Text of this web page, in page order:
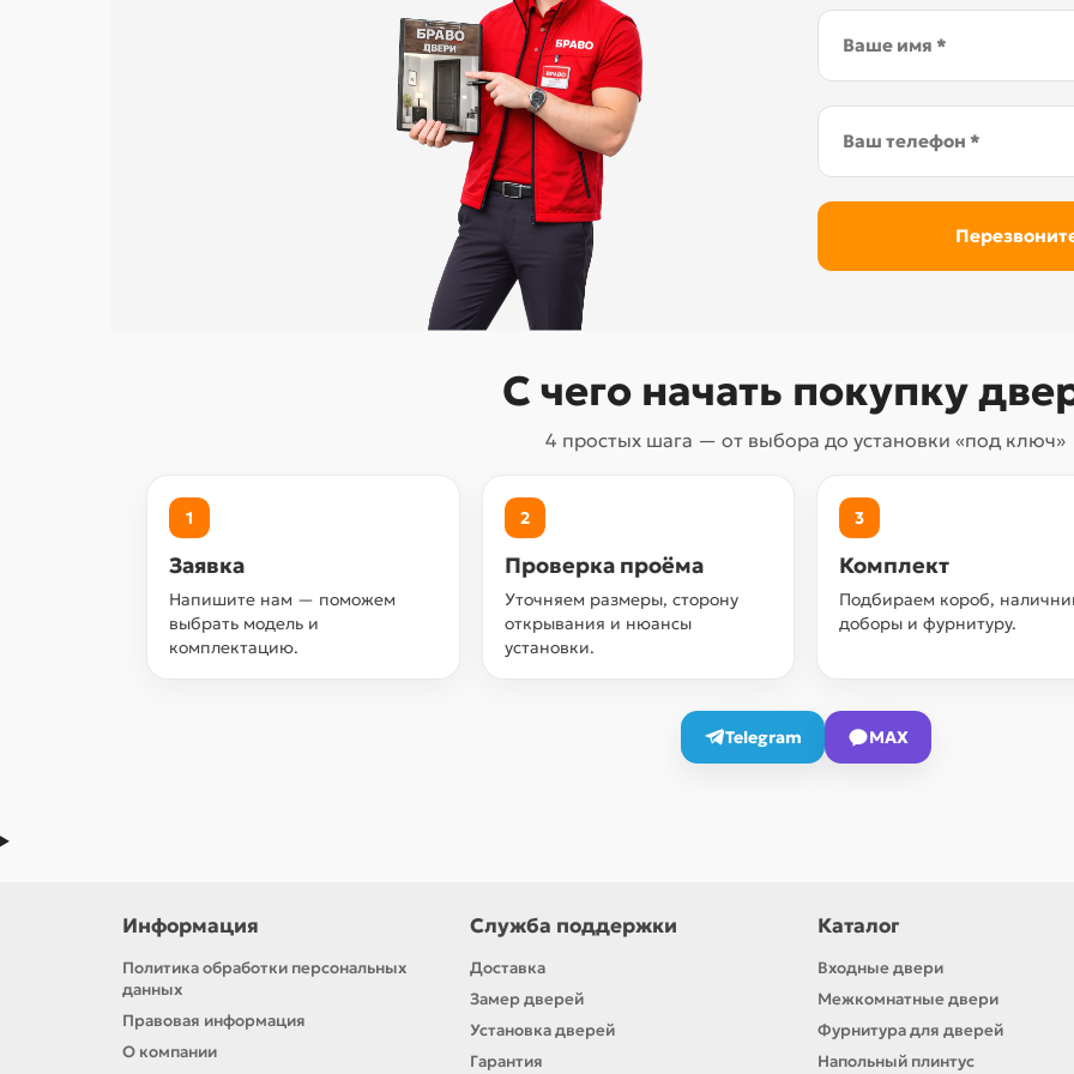
С чего начать покупку
4 простых шага — от выбора до установки «под ключ»
1
Заявка
Напишите нам — поможем
выбрать модель и
комплектацию.
2
Проверка проёма
Уточняем размеры, сторону
открывания и нюансы
установки.
3
Комплект
Подбираем короб,
доборы и фурнитуру.
Telegram MAX
Информация
Политика обработки персональных
данных
Правовая информация
О компании
Служба поддержки
Доставка
Замер дверей
Установка дверей
Гарантия
Каталог
Входные двери
Межкомнатные двери
Фурнитура для дверей
Напольный плинтус